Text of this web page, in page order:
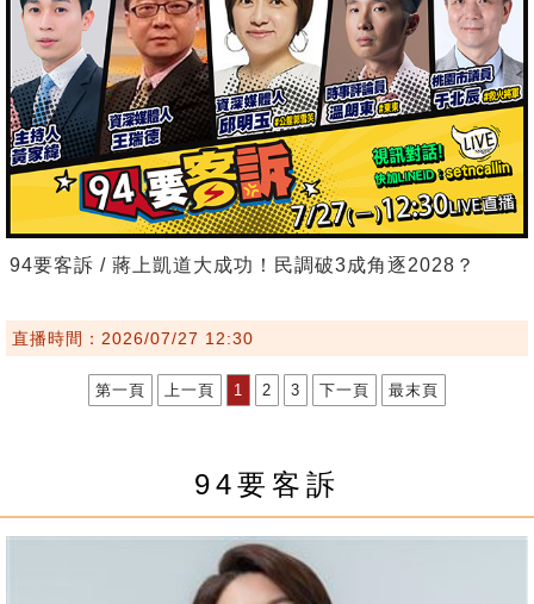
94要客訴 / 蔣上凱道大成功！民調破3成角逐2028？
直播時間：2026/07/27 12:30
第一頁 上一頁 1 2 3 下一頁 最末頁
94要客訴